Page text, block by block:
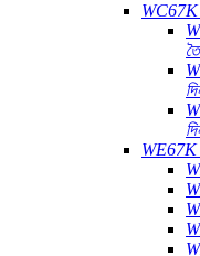
WC67K
WE67K